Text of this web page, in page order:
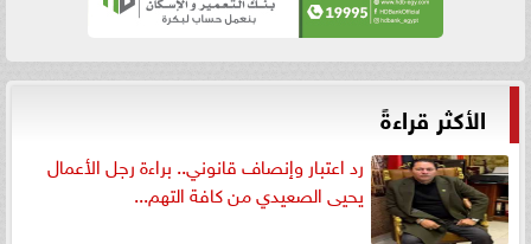
الأكثر قراءةً
رد اعتبار وإنصاف قانوني.. براءة رجل الأعمال
يحيى الصعيدي من كافة التهم...